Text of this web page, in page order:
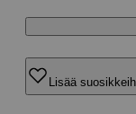
Lisää